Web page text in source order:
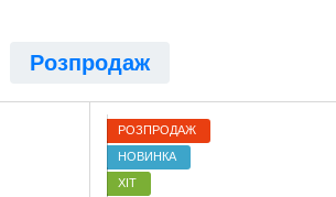
Розпродаж
РОЗПРОДАЖ
НОВИНКА
ХІТ